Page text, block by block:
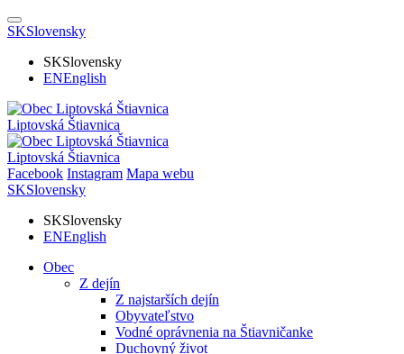
SKSlovensky
SKSlovensky
ENEnglish
Liptovská Štiavnica
Liptovská Štiavnica
Facebook Instagram Mapa webu
SKSlovensky
SKSlovensky
ENEnglish
Obec
Z dejín
Z najstarších dejín
Obyvateľstvo
Vodné oprávnenia na Štiavničanke
Duchovný život